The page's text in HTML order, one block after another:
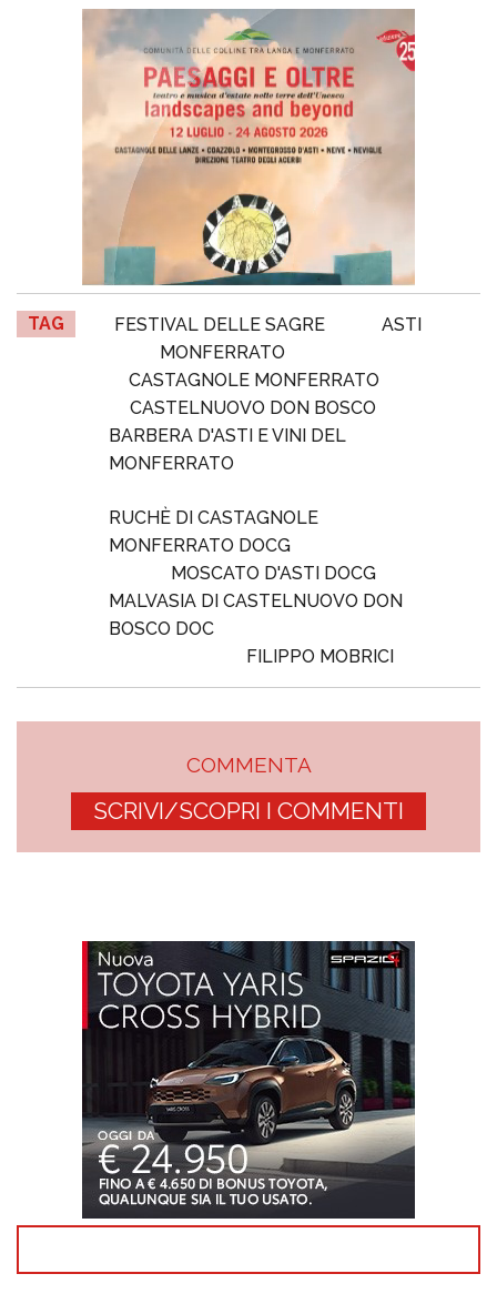
TAG FESTIVAL DELLE SAGRE
ASTI
MONFERRATO
CASTAGNOLE MONFERRATO
CASTELNUOVO DON BOSCO
BARBERA D'ASTI E VINI DEL
MONFERRATO
RUCHÈ DI CASTAGNOLE
MONFERRATO DOCG
MOSCATO D'ASTI DOCG
MALVASIA DI CASTELNUOVO DON
BOSCO DOC
FILIPPO MOBRICI
COMMENTA
SCRIVI/SCOPRI I COMMENTI